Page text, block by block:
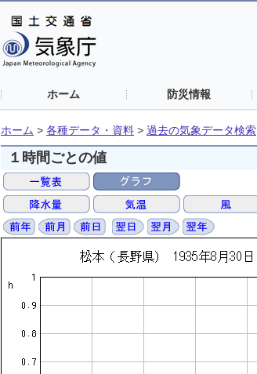
ホーム 防災情報
ホーム > 各種データ・資料 > 過去の気象データ検索
１時間ごとの値